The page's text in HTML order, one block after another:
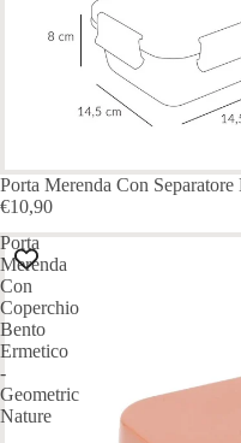
Porta Merenda Con
€10,90
Porta
Merenda
Con
Coperchio
Bento
Ermetico
-
Geometric
Nature